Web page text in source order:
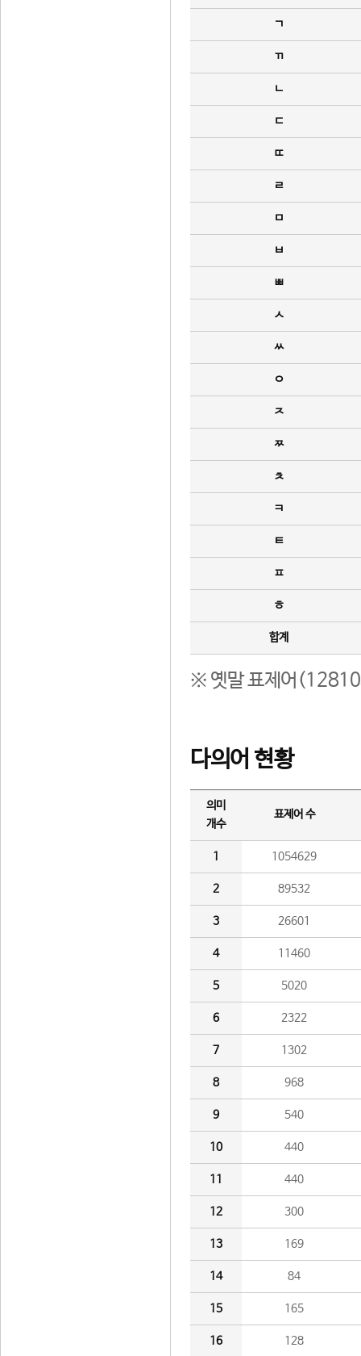
ㄱ
ㄲ
ㄴ
ㄷ
ㄸ
ㄹ
ㅁ
ㅂ
ㅃ
ㅅ
ㅆ
ㅇ
ㅈ
ㅉ
ㅊ
ㅋ
ㅌ
ㅍ
ㅎ
합계
※ 옛말 표제어(12810
다의어 현황
의미
개수
표제어 수
1 1054629
2 89532
3 26601
4 11460
5 5020
6 2322
7 1302
8 968
9 540
10 440
11 440
12 300
13 169
14 84
15 165
16 128